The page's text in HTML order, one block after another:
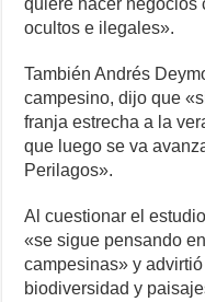
quiere hacer negocios
ocultos e ilegales».
También Andrés
campesino, dijo que
franja estrecha a la
que luego se va
Perilagos».
Al cuestionar el
«se sigue pensando
campesinas» y
biodiversidad y